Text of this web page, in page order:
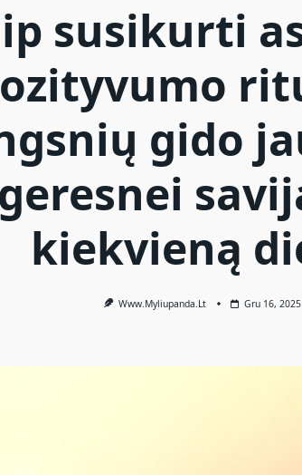
susikurti
gido
kiekvieną
Www.myliupanda.lt Gru 16, 2025